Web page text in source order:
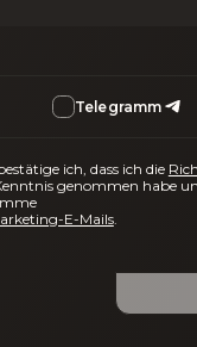
Telegramm
ich, dass ich die
genommen habe
E-Mails.